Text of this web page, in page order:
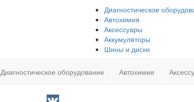
Диагностическое
Автохимия
Аксессуары
Аккумуляторы
Шины и диски
Диагностическое оборудование Автохимия